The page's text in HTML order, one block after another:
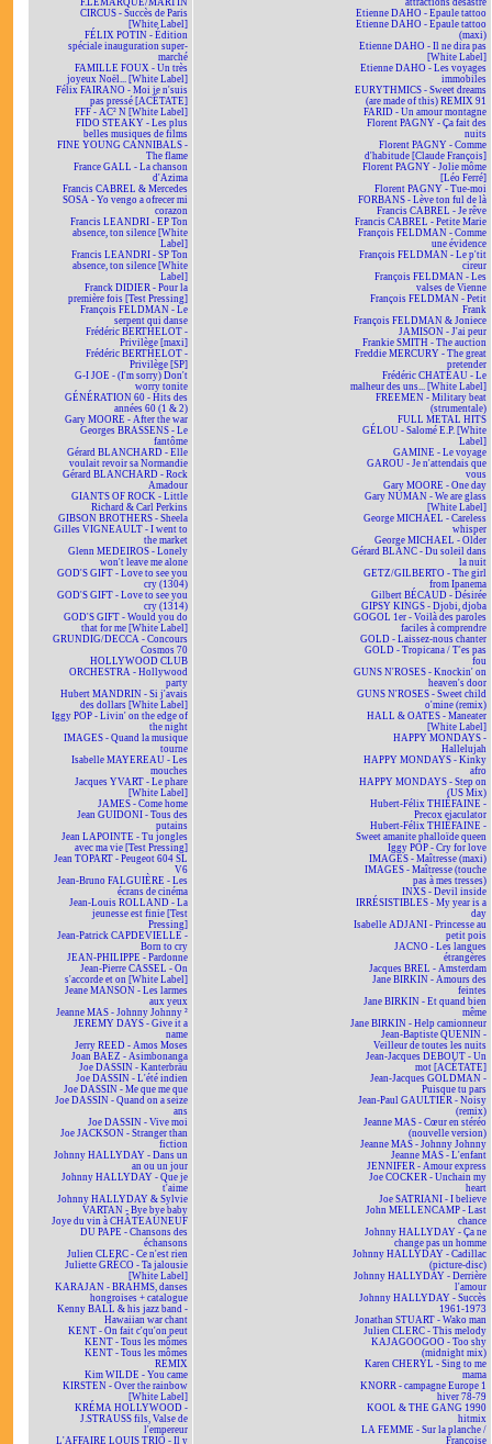
F.LEMARQUE/MARTIN
CIRCUS - Succès de Paris
[White Label]
FÉLIX POTIN - Édition
spéciale inauguration super-
marché
FAMILLE FOUX - Un très
joyeux Noël... [White Label]
Félix FAIRANO - Moi je n'suis
pas pressé [ACÉTATE]
FFF - AC² N [White Label]
FIDO STEAKY - Les plus
belles musiques de films
FINE YOUNG CANNIBALS -
The flame
France GALL - La chanson
d'Azima
Francis CABREL & Mercedes
SOSA - Yo vengo a ofrecer mi
corazon
Francis LEANDRI - EP Ton
absence, ton silence [White
Label]
Francis LEANDRI - SP Ton
absence, ton silence [White
Label]
Franck DIDIER - Pour la
première fois [Test Pressing]
François FELDMAN - Le
serpent qui danse
Frédéric BERTHELOT -
Privilège [maxi]
Frédéric BERTHELOT -
Privilège [SP]
G-I JOE - (I'm sorry) Don't
worry tonite
GÉNÉRATION 60 - Hits des
années 60 (1 & 2)
Gary MOORE - After the war
Georges BRASSENS - Le
fantôme
Gérard BLANCHARD - Elle
voulait revoir sa Normandie
Gérard BLANCHARD - Rock
Amadour
GIANTS OF ROCK - Little
Richard & Carl Perkins
GIBSON BROTHERS - Sheela
Gilles VIGNEAULT - I went to
the market
Glenn MEDEIROS - Lonely
won't leave me alone
GOD'S GIFT - Love to see you
cry (1304)
GOD'S GIFT - Love to see you
cry (1314)
GOD'S GIFT - Would you do
that for me [White Label]
GRUNDIG/DECCA - Concours
Cosmos 70
HOLLYWOOD CLUB
ORCHESTRA - Hollywood
party
Hubert MANDRIN - Si j'avais
des dollars [White Label]
Iggy POP - Livin' on the edge of
the night
IMAGES - Quand la musique
tourne
Isabelle MAYEREAU - Les
mouches
Jacques YVART - Le phare
[White Label]
JAMES - Come home
Jean GUIDONI - Tous des
putains
Jean LAPOINTE - Tu jongles
avec ma vie [Test Pressing]
Jean TOPART - Peugeot 604 SL
V6
Jean-Bruno FALGUIÈRE - Les
écrans de cinéma
Jean-Louis ROLLAND - La
jeunesse est finie [Test
Pressing]
Jean-Patrick CAPDEVIELLE -
Born to cry
JEAN-PHILIPPE - Pardonne
Jean-Pierre CASSEL - On
s'accorde et on [White Label]
Jeane MANSON - Les larmes
aux yeux
Jeanne MAS - Johnny Johnny ²
JEREMY DAYS - Give it a
name
Jerry REED - Amos Moses
Joan BAEZ - Asimbonanga
Joe DASSIN - Kanterbräu
Joe DASSIN - L'été indien
Joe DASSIN - Me que me que
Joe DASSIN - Quand on a seize
ans
Joe DASSIN - Vive moi
Joe JACKSON - Stranger than
fiction
Johnny HALLYDAY - Dans un
an ou un jour
Johnny HALLYDAY - Que je
t'aime
Johnny HALLYDAY & Sylvie
VARTAN - Bye bye baby
Joye du vin à CHÂTEAUNEUF
DU PAPE - Chansons des
échansons
Julien CLERC - Ce n'est rien
Juliette GRÉCO - Ta jalousie
[White Label]
KARAJAN - BRAHMS, danses
hongroises + catalogue
Kenny BALL & his jazz band -
Hawaiian war chant
KENT - On fait c'qu'on peut
KENT - Tous les mômes
KENT - Tous les mômes
REMIX
Kim WILDE - You came
KIRSTEN - Over the rainbow
[White Label]
KRÉMA HOLLYWOOD -
J.STRAUSS fils, Valse de
l'empereur
L'AFFAIRE LOUIS TRIO - Il y
attractions désastre
Etienne DAHO - Epaule tattoo
Etienne DAHO - Epaule tattoo
(maxi)
Etienne DAHO - Il ne dira pas
[White Label]
Etienne DAHO - Les voyages
immobiles
EURYTHMICS - Sweet dreams
(are made of this) REMIX 91
FARID - Un amour montagne
Florent PAGNY - Ça fait des
nuits
Florent PAGNY - Comme
d'habitude [Claude François]
Florent PAGNY - Jolie môme
[Léo Ferré]
Florent PAGNY - Tue-moi
FORBANS - Lève ton ful de là
Francis CABREL - Je rêve
Francis CABREL - Petite Marie
François FELDMAN - Comme
une évidence
François FELDMAN - Le p'tit
cireur
François FELDMAN - Les
valses de Vienne
François FELDMAN - Petit
Frank
François FELDMAN & Joniece
JAMISON - J'ai peur
Frankie SMITH - The auction
Freddie MERCURY - The great
pretender
Frédéric CHATEAU - Le
malheur des uns... [White Label]
FREEMEN - Military beat
(strumentale)
FULL METAL HITS
GÉLOU - Salomé E.P. [White
Label]
GAMINE - Le voyage
GAROU - Je n'attendais que
vous
Gary MOORE - One day
Gary NUMAN - We are glass
[White Label]
George MICHAEL - Careless
whisper
George MICHAEL - Older
Gérard BLANC - Du soleil dans
la nuit
GETZ/GILBERTO - The girl
from Ipanema
Gilbert BÉCAUD - Désirée
GIPSY KINGS - Djobi, djoba
GOGOL 1er - Voilà des paroles
faciles à comprendre
GOLD - Laissez-nous chanter
GOLD - Tropicana / T'es pas
fou
GUNS N'ROSES - Knockin' on
heaven's door
GUNS N'ROSES - Sweet child
o'mine (remix)
HALL & OATES - Maneater
[White Label]
HAPPY MONDAYS -
Hallelujah
HAPPY MONDAYS - Kinky
afro
HAPPY MONDAYS - Step on
(US Mix)
Hubert-Félix THIÉFAINE -
Precox ejaculator
Hubert-Félix THIÉFAINE -
Sweet amanite phalloïde queen
Iggy POP - Cry for love
IMAGES - Maîtresse (maxi)
IMAGES - Maîtresse (touche
pas à mes tresses)
INXS - Devil inside
IRRÉSISTIBLES - My year is a
day
Isabelle ADJANI - Princesse au
petit pois
JACNO - Les langues
étrangères
Jacques BREL - Amsterdam
Jane BIRKIN - Amours des
feintes
Jane BIRKIN - Et quand bien
même
Jane BIRKIN - Help camionneur
Jean-Baptiste QUENIN -
Veilleur de toutes les nuits
Jean-Jacques DEBOUT - Un
mot [ACÉTATE]
Jean-Jacques GOLDMAN -
Puisque tu pars
Jean-Paul GAULTIER - Noisy
(remix)
Jeanne MAS - Cœur en stéréo
(nouvelle version)
Jeanne MAS - Johnny Johnny
Jeanne MAS - L'enfant
JENNIFER - Amour express
Joe COCKER - Unchain my
heart
Joe SATRIANI - I believe
John MELLENCAMP - Last
chance
Johnny HALLYDAY - Ça ne
change pas un homme
Johnny HALLYDAY - Cadillac
(picture-disc)
Johnny HALLYDAY - Derrière
l'amour
Johnny HALLYDAY - Succès
1961-1973
Jonathan STUART - Wako man
Julien CLERC - This melody
KAJAGOOGOO - Too shy
(midnight mix)
Karen CHERYL - Sing to me
mama
KNORR - campagne Europe 1
hiver 78-79
KOOL & THE GANG 1990
hitmix
LA FEMME - Sur la planche /
Françoise